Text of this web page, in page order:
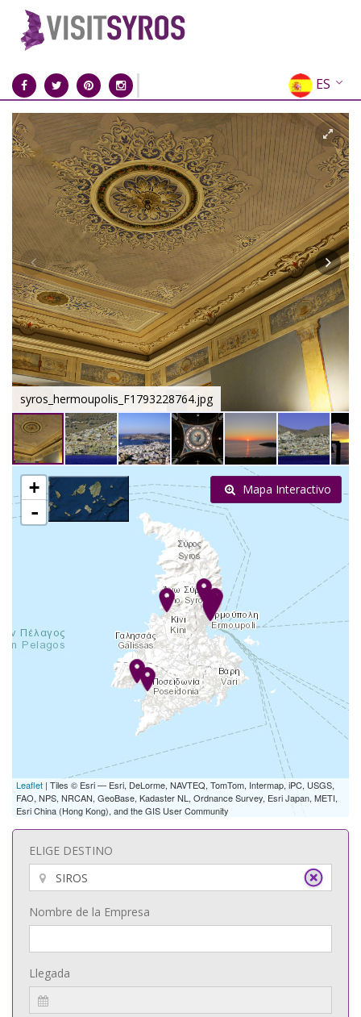
ES
EN
EL
FR
DE
IT
RU
CN
syros_hermoupolis_F1793228764.jpg
+
-
Leaflet | Tiles © Esri — Esri, DeLorme, NAVTEQ, TomTom, Intermap, iPC, USGS,
FAO, NPS, NRCAN, GeoBase, Kadaster NL, Ordnance Survey, Esri Japan, METI,
Esri China (Hong Kong), and the GIS User Community
Mapa Interactivo
ELIGE DESTINO
Nombre de la Empresa
Llegada